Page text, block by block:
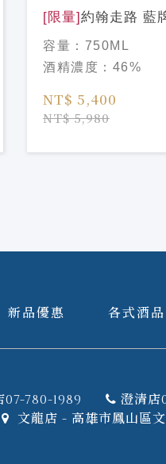
[限量] 約翰走路 藍
限量版
容量： 750ML
酒精濃度： 46%
NT$ 5,400
NT$ 5,980
新品優惠 各式酒品
07-780-1989 澄清店
文龍店 - 高雄市鳳山區